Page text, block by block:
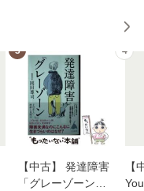
3
【中古】 発達障害
「グレーゾーン」
4
【